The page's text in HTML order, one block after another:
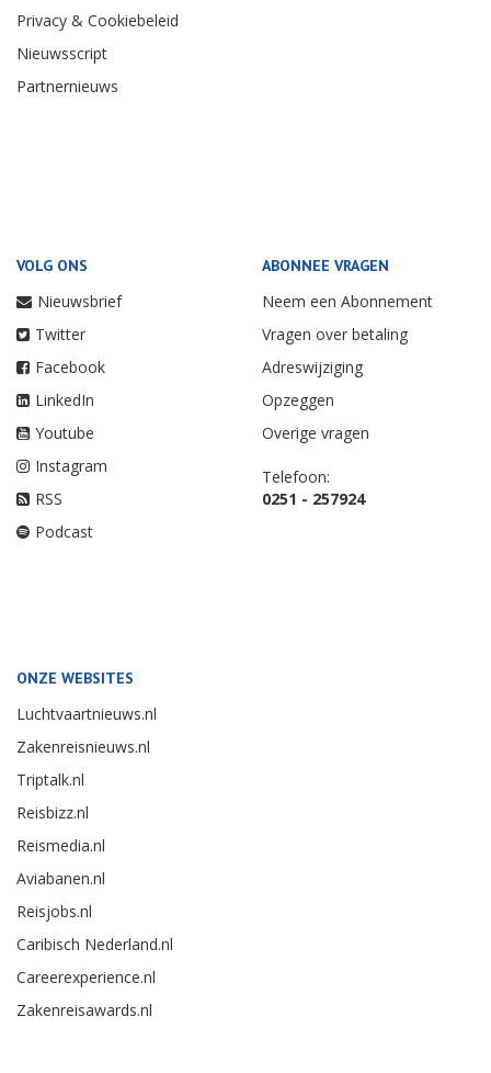
Privacy & Cookiebeleid
Nieuwsscript
Partnernieuws
VOLG ONS
Nieuwsbrief
Twitter
Facebook
LinkedIn
Youtube
Instagram
RSS
Podcast
ABONNEE VRAGEN
Neem een Abonnement
Vragen over betaling
Adreswijziging
Opzeggen
Overige vragen
Telefoon:
0251 - 257924
ONZE WEBSITES
Luchtvaartnieuws.nl
Zakenreisnieuws.nl
Triptalk.nl
Reisbizz.nl
Reismedia.nl
Aviabanen.nl
Reisjobs.nl
Caribisch Nederland.nl
Careerexperience.nl
Zakenreisawards.nl